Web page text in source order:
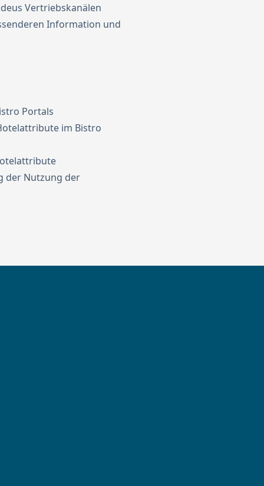
Vertriebskanälen
Information und
Portals
im Bistro
der Nutzung der